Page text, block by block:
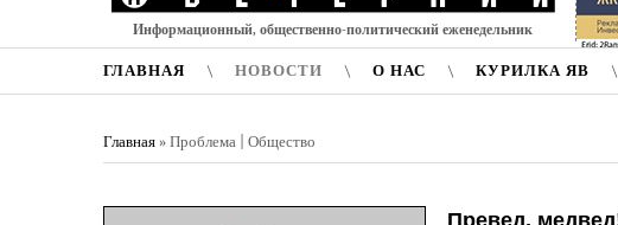
Информационный, общественно-политический еженедельник
ГЛАВНАЯ НОВОСТИ О НАС КУРИЛКА ЯВ
Главная » Проблема | Общество
Превед,